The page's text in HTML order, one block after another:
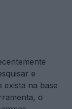
e
exista na base
o